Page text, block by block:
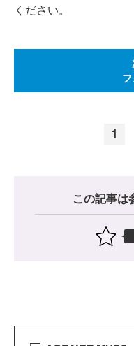
ください。
1
この記事は